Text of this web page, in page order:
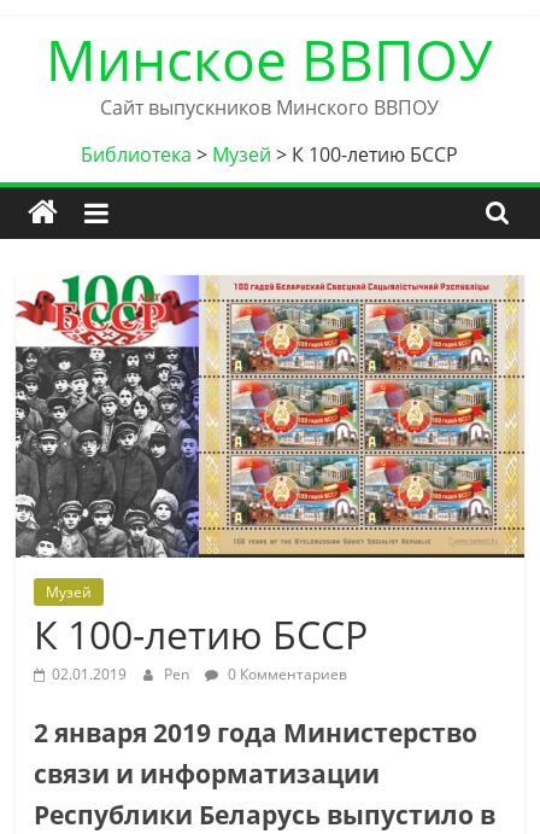
contentМинское ВВПОУ
Сайт выпускников Минского ВВПОУ
Библиотека > Музей > К 100-летию БССР
Музей
К 100-летию БССР
02.01.2019 Pen 0 Комментариев
2 января 2019 года Министерство
связи и информатизации
Республики Беларусь выпустило в